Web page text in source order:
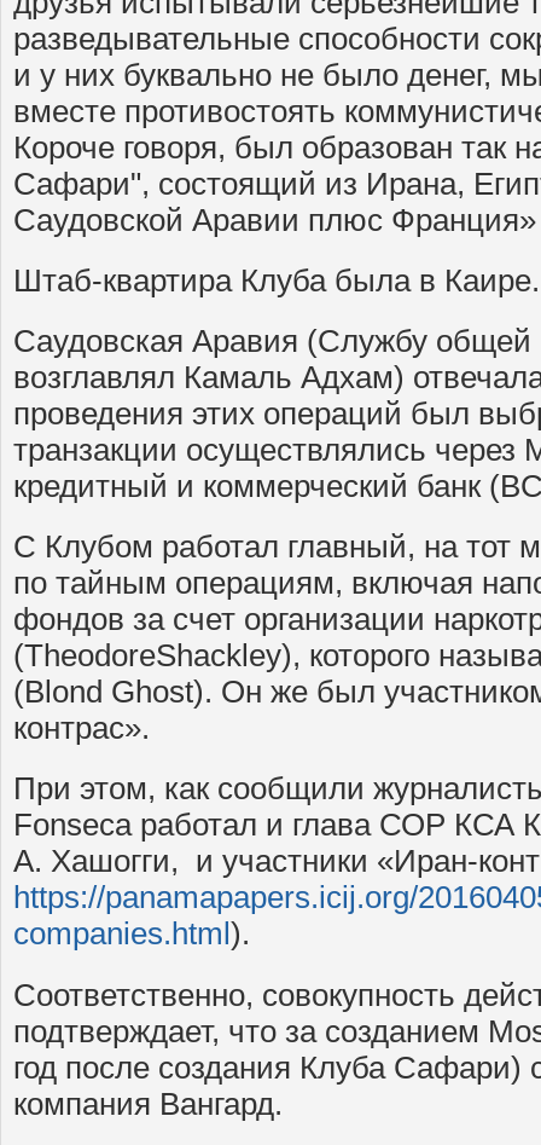
разведывательные способности
и у них буквально не было денег,
вместе противостоять
Короче говоря, был образован так
Сафари", состоящий из Ирана,
Саудовской Аравии плюс
Штаб-квартира Клуба была в Каире.
Саудовская Аравия (Службу общей
возглавлял Камаль Адхам)
проведения этих операций был
транзакции осуществлялись
кредитный и коммерческий банк
С Клубом работал главный, на тот
по тайным операциям, включая
фондов за счет организации
(TheodoreShackley), которого
(Blond Ghost). Он же был
контрас».
При этом, как сообщили
Fonseca работал и глава СОР КСА
А. Хашогги, и участники «Иран-
https://panamapapers.icij.org/
companies.html ).
Соответственно, совокупность
подтверждает, что за созданием
год после создания Клуба
компания Вангард.